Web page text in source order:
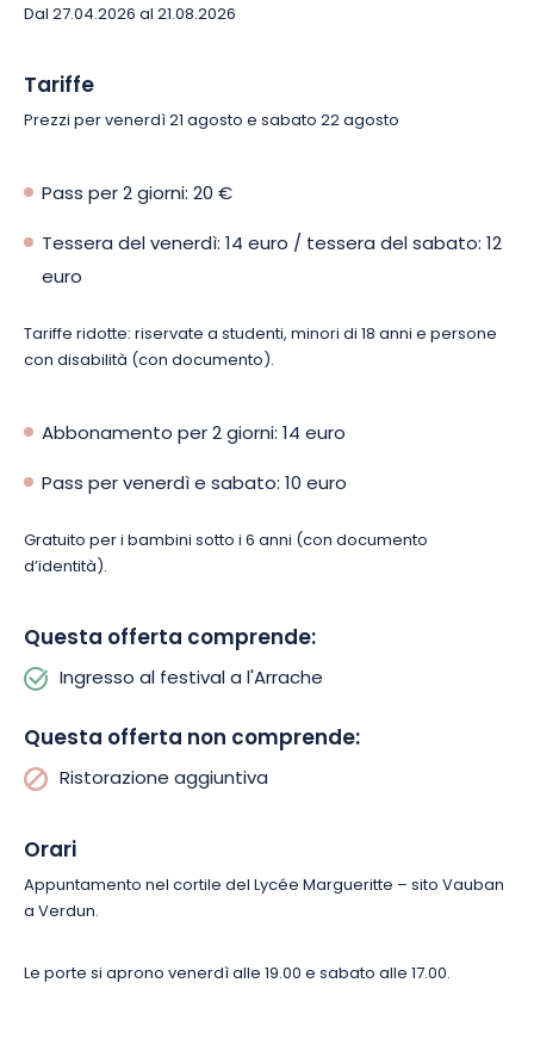
subito le vostre date e lasciatevi trasportare dall’energia
Dal 27.04.2026 al 21.08.2026
Tariffe
Prezzi per venerdì 21 agosto e sabato 22 agosto
Pass per 2 giorni: 20 €
Tessera del venerdì: 14 euro / tessera del sabato: 12
euro
Tariffe ridotte: riservate a studenti, minori di 18 anni e persone
con disabilità (con documento).
Abbonamento per 2 giorni: 14 euro
Pass per venerdì e sabato: 10 euro
Gratuito per i bambini sotto i 6 anni (con documento
d’identità).
Questa offerta comprende:
Ingresso al festival a l'Arrache
Questa offerta non comprende:
Ristorazione aggiuntiva
Orari
Appuntamento nel cortile del Lycée Margueritte – sito Vauban
a Verdun.
Le porte si aprono venerdì alle 19.00 e sabato alle 17.00.